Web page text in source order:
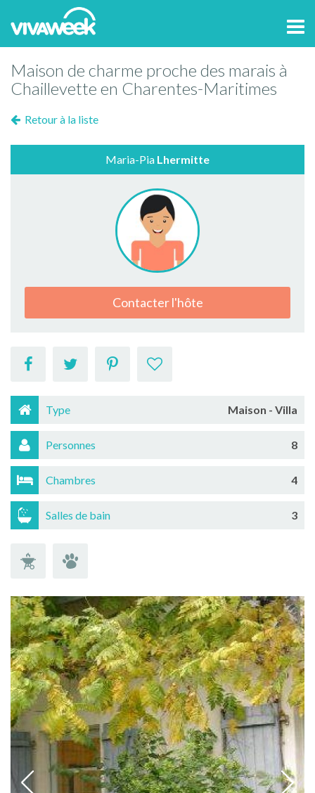
Maison de charme proche des marais à
Chaillevette en Charentes-Maritimes
Retour à la liste
Maria-Pia Lhermitte
Contacter l'hôte
Type Maison - Villa
Personnes 8
Chambres 4
Salles de bain 3